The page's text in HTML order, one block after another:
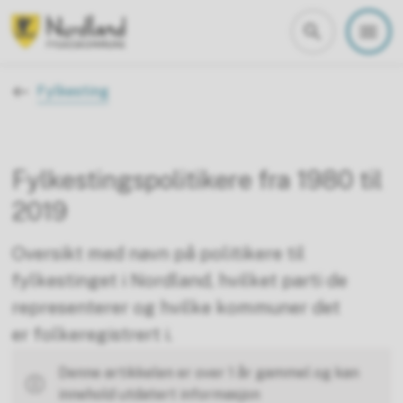
Du er her:
Fylkesting
Fylkestingspolitikere fra 1980 til
2019
Oversikt med navn på politikere til
fylkestinget i Nordland, hvilket parti de
representerer og hvilke kommuner det
er folkeregistrert i.
Denne artikkelen er over 1 år gammel og kan
innehold utdatert informasjon